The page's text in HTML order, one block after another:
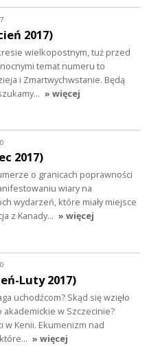
2017)
wielkopostnym, tuż przed
temat numeru to
i Zmartwychwstanie. Będą
» więcej
2017)
o granicach poprawności
wiary na
wydarzeń, które miały miejsce
z Kanady… » więcej
Luty 2017)
uchodźcom? Skąd się wzięło
w Szczecinie?
w Kenii. Ekumenizm nad
» więcej